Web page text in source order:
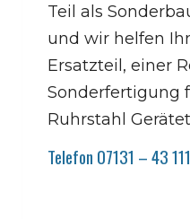
Teil als
und wir helfen
Ersatzteil, einer
Sonderfertigung
Ruhrstahl
Telefon 07131 – 43 111